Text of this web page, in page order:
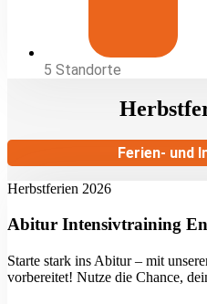
5 Standorte
Ferien- und
Herbstferien 2026
Abitur Intensivtraining
Starte stark ins Abitur – mit
vorbereitet! Nutze die Chance,